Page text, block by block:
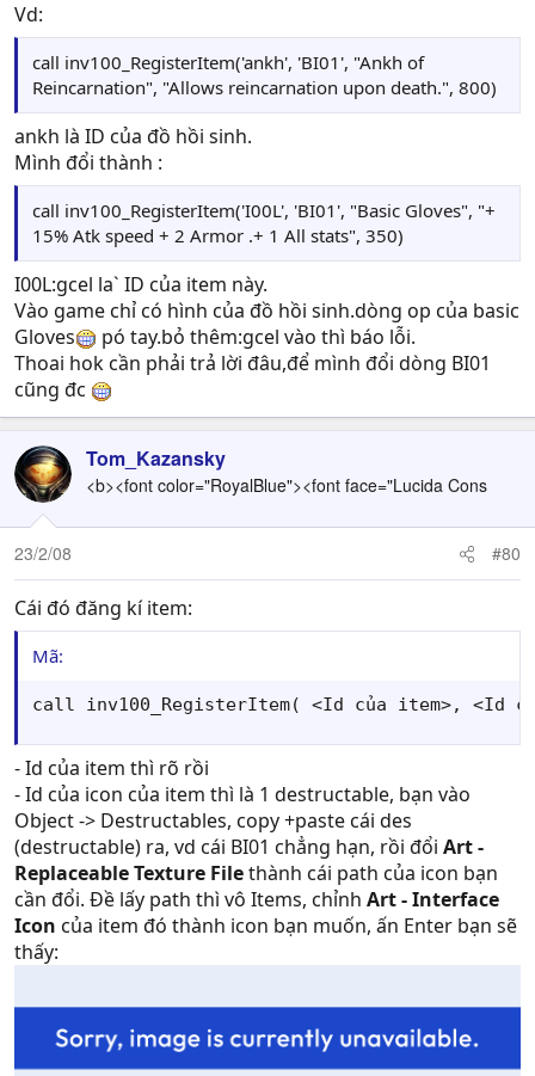
Vd:
call inv100_RegisterItem('ankh', 'BI01', "Ankh of
Reincarnation", "Allows reincarnation upon death.", 800)
ankh là ID của đồ hồi sinh.
Mình đổi thành :
call inv100_RegisterItem('I00L', 'BI01', "Basic Gloves", "+
15% Atk speed + 2 Armor .+ 1 All stats", 350)
I00L:gcel la` ID của item này.
Vào game chỉ có hình của đồ hồi sinh.dòng op của basic
Gloves
pó tay.bỏ thêm:gcel vào thì báo lỗi.
Thoai hok cần phải trả lời đâu,để mình đổi dòng BI01
cũng đc
Tom_Kazansky
<b><font color="RoyalBlue"><font face="Lucida Cons
23/2/08 #80
Cái đó đăng kí item:
Mã:
call inv100_RegisterItem( <Id của item>, <Id
- Id của item thì rõ rồi
- Id của icon của item thì là 1 destructable, bạn vào
Object -> Destructables, copy +paste cái des
(destructable) ra, vd cái BI01 chẳng hạn, rồi đổi Art -
Replaceable Texture Filethành cái path của icon bạn
cần đổi. Đề lấy path thì vô Items, chỉnh Art - Interface
Icon của item đó thành icon bạn muốn, ấn Enter bạn sẽ
thấy: